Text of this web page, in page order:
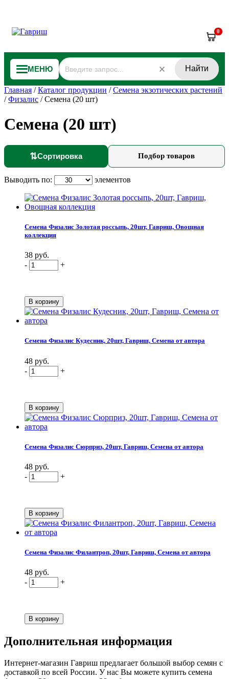
0
МЕНЮ Найти
Главная /Каталог продукции /Семена экзотических растений
/Физалис /Семена (20 шт)
Семена (20 шт)
⇅Сортировка Подбор товаров
Выводить по: элементов
Семена Физалис Золотая россыпь, 20шт, Гавриш, Овощная
коллекция
38 руб.
-
+
Семена Физалис Кудесник, 20шт, Гавриш, Семена от автора
48 руб.
-
+
Семена Физалис Сюрприз, 20шт, Гавриш, Семена от автора
48 руб.
-
+
Семена Физалис Филантроп, 20шт, Гавриш, Семена от автора
48 руб.
-
+
Дополнительная информация
Интернет-магазин Гавриш предлагает большой выбор семян с
доставкой по всей России. У нас Вы можете купить семена